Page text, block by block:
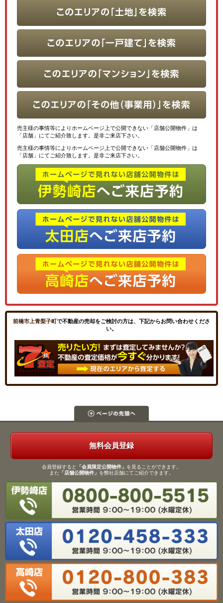
売主様の事情等によりホームページ上で公開できない「店舗公開物件」は
「店舗」にてご紹介致します。是非ご来店下さい。
売主様の事情等によりホームページ上で公開できない「店舗公開物件」は
「店舗」にてご紹介致します。是非ご来店下さい。
前橋市上青梨子町で不動産の売却をご検討の方は、下記からお問い合わせくださ
い。
無料会員登録
会員登録すると 「会員限定公開物件」 を見ることができます。
また 「店舗公開物件」 を弊社店舗にてご紹介できます。